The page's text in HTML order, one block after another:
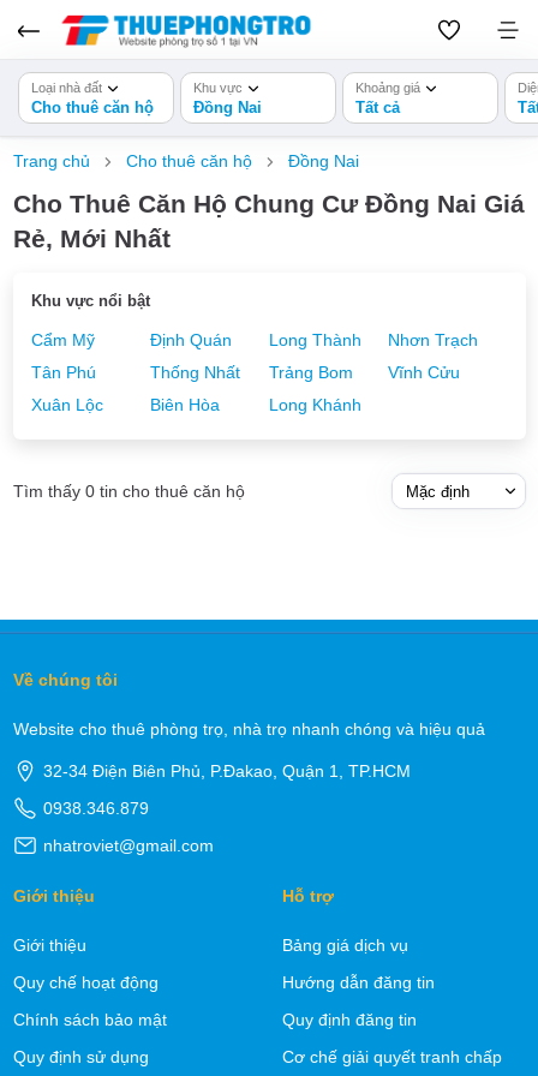
Loại nhà đất
Cho thuê căn hộ
Khu vực
Đồng Nai
Khoảng giá
Tất cả
Trang chủ Cho thuê căn hộ Đồng Nai
Cho Thuê Căn Hộ Chung Cư Đồng Nai Giá
Rẻ, Mới Nhất
Khu vực nổi bật
Cẩm Mỹ Định Quán Long Thành
Nhơn Trạch
Tân Phú
Thống Nhất Trảng Bom
Vĩnh Cửu
Xuân Lộc
Biên Hòa Long Khánh
Tìm thấy 0 tin cho thuê căn hộ
Về chúng tôi
Website cho thuê phòng trọ, nhà trọ nhanh chóng và hiệu quả
32-34 Điện Biên Phủ, P.Đakao, Quận 1, TP.HCM
0938.346.879
nhatroviet@gmail.com
Giới thiệu
Giới thiệu
Quy chế hoạt động
Chính sách bảo mật
Quy định sử dụng
Hỗ trợ
Bảng giá dịch vụ
Hướng dẫn đăng tin
Quy định đăng tin
Cơ chế giải quyết tranh chấp